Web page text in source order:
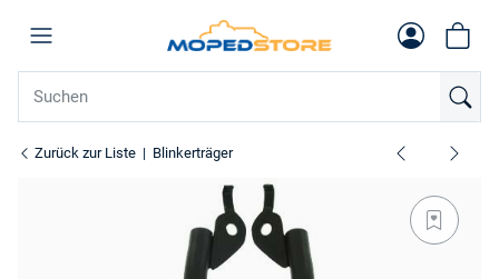
Zurück zur Liste Blinkerträger